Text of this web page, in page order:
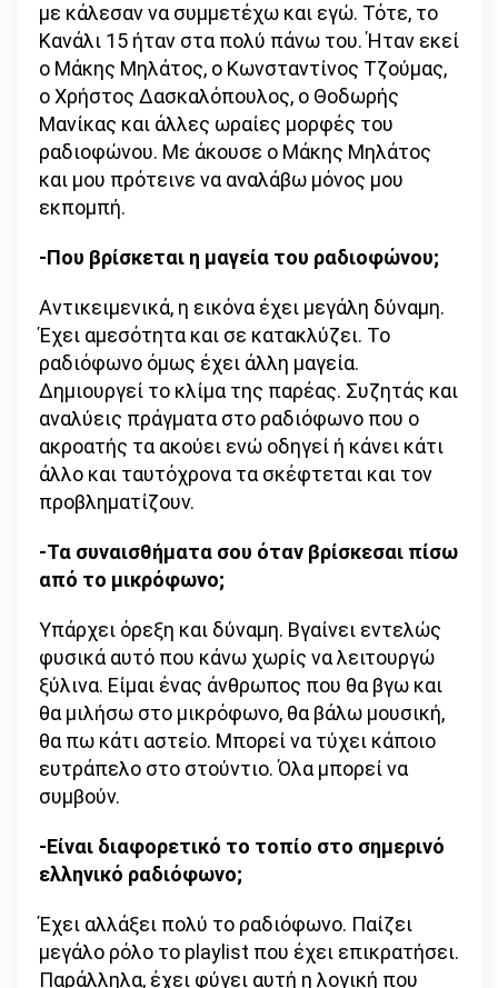
με κάλεσαν να συμμετέχω και εγώ. Τότε, το
Κανάλι 15 ήταν στα πολύ πάνω του. Ήταν εκεί
ο Μάκης Μηλάτος, ο Κωνσταντίνος Τζούμας,
ο Χρήστος Δασκαλόπουλος, ο Θοδωρής
Μανίκας και άλλες ωραίες μορφές του
ραδιοφώνου. Με άκουσε ο Μάκης Μηλάτος
και μου πρότεινε να αναλάβω μόνος μου
εκπομπή.
-Που βρίσκεται η μαγεία του ραδιοφώνου;
Αντικειμενικά, η εικόνα έχει μεγάλη δύναμη.
Έχει αμεσότητα και σε κατακλύζει. Το
ραδιόφωνο όμως έχει άλλη μαγεία.
Δημιουργεί το κλίμα της παρέας. Συζητάς και
αναλύεις πράγματα στο ραδιόφωνο που ο
ακροατής τα ακούει ενώ οδηγεί ή κάνει κάτι
άλλο και ταυτόχρονα τα σκέφτεται και τον
προβληματίζουν.
-Τα συναισθήματα σου όταν βρίσκεσαι πίσω
από το μικρόφωνο;
Υπάρχει όρεξη και δύναμη. Βγαίνει εντελώς
φυσικά αυτό που κάνω χωρίς να λειτουργώ
ξύλινα. Είμαι ένας άνθρωπος που θα βγω και
θα μιλήσω στο μικρόφωνο, θα βάλω μουσική,
θα πω κάτι αστείο. Μπορεί να τύχει κάποιο
ευτράπελο στο στούντιο. Όλα μπορεί να
συμβούν.
-Είναι διαφορετικό το τοπίο στο σημερινό
ελληνικό ραδιόφωνο;
Έχει αλλάξει πολύ το ραδιόφωνο. Παίζει
μεγάλο ρόλο το playlist που έχει επικρατήσει.
Παράλληλα, έχει φύγει αυτή η λογική που